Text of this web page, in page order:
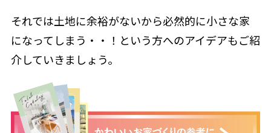
それでは土地に余裕がないから必然的に小さな家
になってしまう・・！という方へのアイデアもご紹
介していきましょう。